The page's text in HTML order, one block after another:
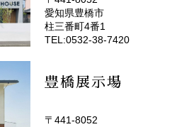
(EMOTOP豊橋)
愛知県豊橋市
柱三番町4番1
TEL:0532-38-7420
豊橋展示場
〒441-8052